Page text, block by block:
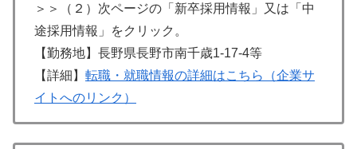
＞＞（２）次ページの「新卒採用情報」又は「中
途採用情報」をクリック。
【勤務地】長野県長野市南千歳1-17-4等
【詳細】 転職・就職情報の詳細はこちら（企業サ
イトへのリンク）